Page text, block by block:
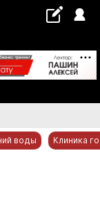
воды Клиника